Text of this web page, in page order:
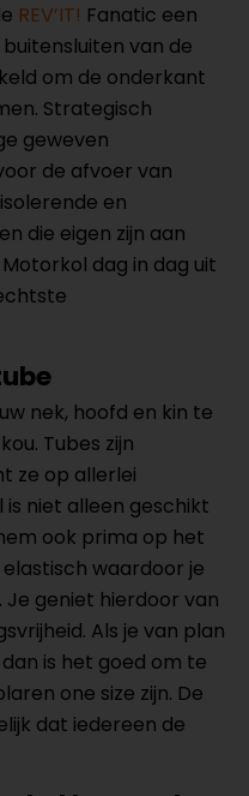
REV’IT! Fanatic een
van de
om de onderkant
Strategisch
geweven
de afvoer van
en
die eigen zijn aan
dag in dag uit
nek, hoofd en kin te
Tubes zijn
ze op allerlei
is niet alleen geschikt
ook prima op het
waardoor je
geniet hierdoor van
Als je van plan
is het goed om te
one size zijn. De
dat iedereen de